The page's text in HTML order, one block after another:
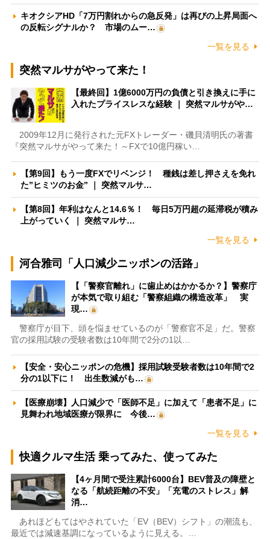
キオクシアHD「7万円割れからの急反発」は再びの上昇局面へ
の反転シグナルか？ 市場のムー…
一覧を見る
突然マルサがやって来た！
【最終回】1億6000万円の負債と引き換えに手に
入れたプライスレスな経験 ｜ 突然マルサがや…
2009年12月に発行された元FXトレーダー・磯貝清明氏の著書
『突然マルサがやって来た！～FXで10億円稼い…
【第9回】もう一度FXでリベンジ！ 種銭は差し押さえを免れ
た”ヒミツのお金” ｜ 突然マルサ…
【第8回】年利はなんと14.6％！ 毎日5万円超の延滞税が積み
上がっていく ｜ 突然マルサ…
一覧を見る
河合雅司「人口減少ニッポンの活路」
【「警察官離れ」に歯止めはかかるか？】警察庁
が本気で取り組む「警察組織の構造改革」 実
現…
警察庁が目下、頭を悩ませているのが「警察官不足」だ。警察
官の採用試験の受験者数は10年間で2分の1以…
【安全・安心ニッポンの危機】採用試験受験者数は10年間で2
分の1以下に！ 出生数減がも…
【医療崩壊】人口減少で「医師不足」に加えて「患者不足」に
見舞われ地域医療が限界に 今後…
一覧を見る
快適クルマ生活 乗ってみた、使ってみた
【4ヶ月間で受注累計6000台】BEV普及の障壁と
なる「航続距離の不安」「充電のストレス」解
消…
あれほどもてはやされていた「EV（BEV）シフト」の潮流も、
最近では減速基調になっているように見える。…